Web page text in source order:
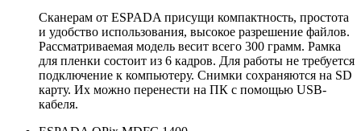
Сканерам от ESPADA присущи компактность, простота
и удобство использования, высокое разрешение файлов.
Рассматриваемая модель весит всего 300 грамм. Рамка
для пленки состоит из 6 кадров. Для работы не требуется
подключение к компьютеру. Снимки сохраняются на SD
карту. Их можно перенести на ПК с помощью USB-
кабеля.